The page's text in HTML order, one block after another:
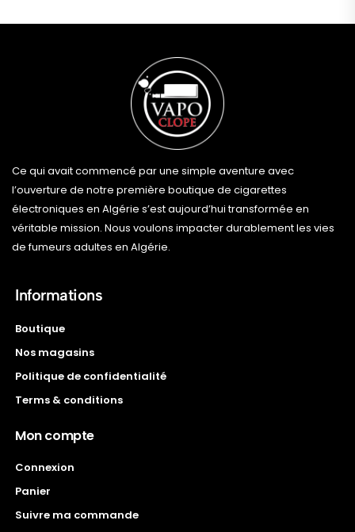
Ce qui avait commencé par une simple aventure avec
l’ouverture de notre première boutique de cigarettes
électroniques en Algérie s’est aujourd’hui transformée en
véritable mission. Nous voulons impacter durablement les vies
de fumeurs adultes en Algérie.
Informations
Boutique
Nos magasins
Politique de confidentialité
Terms & conditions
Mon compte
Connexion
Panier
Suivre ma commande